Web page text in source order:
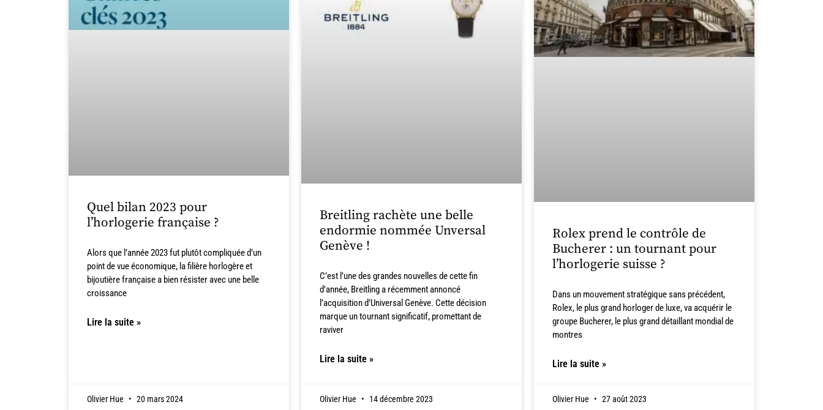
Quel bilan 2023 pour
l’horlogerie française ?
Alors que l’année 2023 fut plutôt compliquée d’un
point de vue économique, la filière horlogère et
bijoutière française a bien résister avec une belle
croissance
Lire la suite »
Olivier Hue 20 mars 2024
Breitling rachète une belle
endormie nommée Unversal
Genève !
C’est l’une des grandes nouvelles de cette fin
d’année, Breitling a récemment annoncé
l’acquisition d’Universal Genève. Cette décision
marque un tournant significatif, promettant de
raviver
Lire la suite »
Olivier Hue 14 décembre 2023
Rolex prend le contrôle de
Bucherer : un tournant pour
l’horlogerie suisse ?
Dans un mouvement stratégique sans précédent,
Rolex, le plus grand horloger de luxe, va acquérir le
groupe Bucherer, le plus grand détaillant mondial de
montres
Lire la suite »
Olivier Hue 27 août 2023